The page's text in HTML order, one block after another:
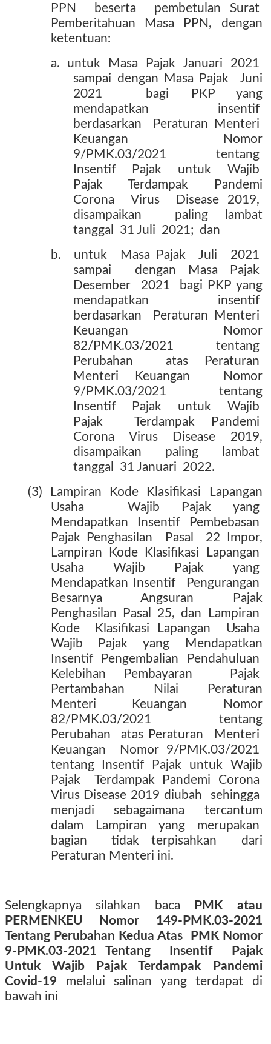
PPN
beserta
pembetulan Surat
Pemberitahuan
Masa PPN,
dengan
ketentuan:
a.
untuk Masa Pajak Januari
2021
sampai dengan Masa Pajak
Juni
2021
bagi PKP yang
mendapatkan insentif
berdasarkan
Peraturan Menteri
Keuangan
Nomor
9/PMK.03/2021 tentang
Insentif
Pajak untuk
Wajib
Pajak Terdampak Pandemi
Corona
Virus
Disease 2019,
disampaikan
paling lambat
tanggal
31 Juli 2021; dan
b.
untuk Masa Pajak Juli
2021
sampai
dengan Masa Pajak
Desember
2021
bagi PKP yang
mendapatkan insentif
berdasarkan
Peraturan Menteri
Keuangan
Nomor
82/PMK.03/2021 tentang
Perubahan
atas Peraturan
Menteri Keuangan
Nomor
9/PMK.03/2021
tentang
Insentif
Pajak untuk
Wajib
Pajak
Terdampak Pandemi
Corona
Virus Disease
2019,
disampaikan
paling
lambat
tanggal
31 Januari 2022.
(3) Lampiran Kode Klasifikasi Lapangan
Usaha
Wajib Pajak yang
Mendapatkan
Insentif
Pembebasan
Pajak Penghasilan
Pasal
22 Impor,
Lampiran Kode Klasifikasi Lapangan
Usaha
Wajib Pajak
yang
Mendapatkan Insentif
Pengurangan
Besarnya
Angsuran
Pajak
Penghasilan
Pasal 25, dan
Lampiran
Kode
Klasifikasi Lapangan
Usaha
Wajib
Pajak yang
Mendapatkan
Insentif
Pengembalian
Pendahuluan
Kelebihan Pembayaran
Pajak
Pertambahan
Nilai
Peraturan
Menteri
Keuangan
Nomor
82/PMK.03/2021
tentang
Perubahan
atas Peraturan
Menteri
Keuangan
Nomor 9/PMK.03/2021
tentang
Insentif Pajak untuk
Wajib
Pajak
Terdampak Pandemi Corona
Virus Disease 2019 diubah
sehingga
menjadi
sebagaimana
tercantum
dalam
Lampiran yang
merupakan
bagian
tidak terpisahkan
dari
Peraturan Menteri ini.
Selengkapnya silahkan baca
PMK atau
PERMENKEU Nomor 149-PMK.03-2021
Tentang Perubahan Kedua Atas
PMK Nomor
9-PMK.03-2021 Tentang
Insentif
Pajak
Untuk Wajib Pajak Terdampak Pandemi
Covid-19 melalui salinan yang terdapat di
bawah ini